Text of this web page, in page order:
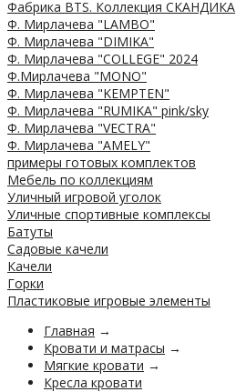
Фабрика BTS. Коллекция СКАНДИКА
Ф. Мирлачева "LAMBO"
Ф. Мирлачева "DIMIKA"
Ф. Мирлачева "COLLEGE" 2024
Ф.Мирлачева "MONO"
Ф. Мирлачева "KEMPTEN"
Ф. Мирлачева "RUMIKA" pink/sky
Ф. Мирлачева "VECTRA"
Ф. Мирлачева "AMELY"
примеры готовых комплектов
Мебель по коллекциям
Уличный игровой уголок
Уличные спортивные комплексы
Батуты
Садовые качели
Качели
Горки
Пластиковые игровые элементы
Главная →
Кровати и матрасы →
Мягкие кровати →
Кресла кровати